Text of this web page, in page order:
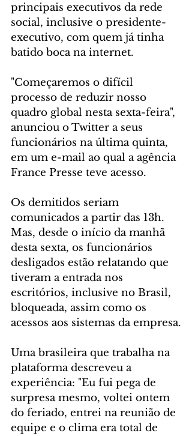
principais executivos da rede
social, inclusive o presidente-
executivo, com quem já tinha
batido boca na internet.
"Começaremos o difícil
processo de reduzir nosso
quadro global nesta sexta-feira",
anunciou o Twitter a seus
funcionários na última quinta,
em um e-mail ao qual a agência
France Presse teve acesso.
Os demitidos seriam
comunicados a partir das 13h.
Mas, desde o início da manhã
desta sexta, os funcionários
desligados estão relatando que
tiveram a entrada nos
escritórios, inclusive no Brasil,
bloqueada, assim como os
acessos aos sistemas da empresa.
Uma brasileira que trabalha na
plataforma descreveu a
experiência: "Eu fui pega de
surpresa mesmo, voltei ontem
do feriado, entrei na reunião de
equipe e o clima era total de